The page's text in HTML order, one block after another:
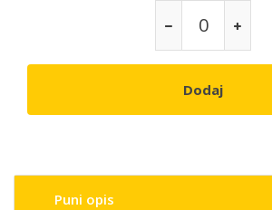
Dodaj
Puni opis